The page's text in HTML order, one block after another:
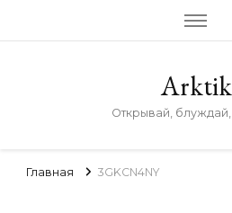
Открывай,
Главная 3GKCN4NY